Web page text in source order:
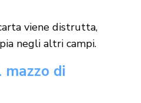
viene distrutta,
negli altri campi.
mazzo di